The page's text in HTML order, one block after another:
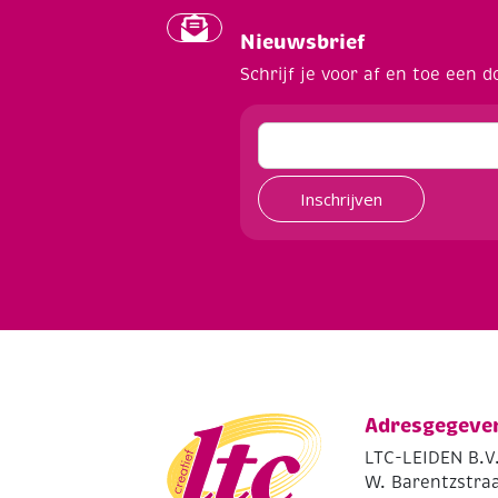
Nieuwsbrief
Schrijf je voor af en toe een
Inschrijven
LTC-LEIDEN
W.